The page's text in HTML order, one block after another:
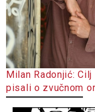
Milan Radonjić:
pisali o zvučnom